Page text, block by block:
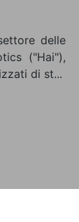
delle
("Hai"),
di st...